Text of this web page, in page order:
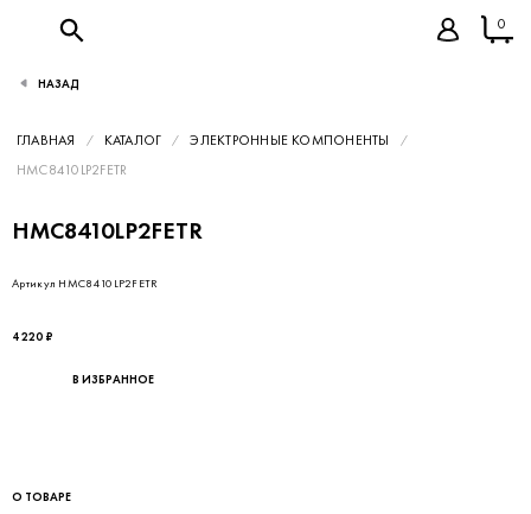
0
ГЛАВНАЯ КАТАЛОГ
ЭЛЕКТРОННЫЕ КОМПОНЕНТЫ
HMC8410LP2FETR
HMC8410LP2FETR
Артикул HMC8410LP2FETR
4 220 ₽
В ИЗБРАННОЕ
О ТОВАРЕ
НАЗАД